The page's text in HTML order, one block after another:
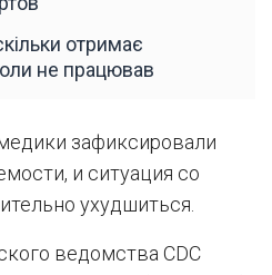
отримає
не працював
зафиксировали
и ситуация со
ухудшиться.
ведомства CDC